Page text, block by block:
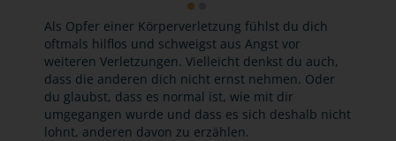
Als Opfer einer Körperverletzung fühlst du dich
oftmals hilflos und schweigst aus Angst vor
weiteren Verletzungen. Vielleicht denkst du auch,
dass die anderen dich nicht ernst nehmen. Oder
du glaubst, dass es normal ist, wie mit dir
umgegangen wurde und dass es sich deshalb nicht
lohnt, anderen davon zu erzählen.